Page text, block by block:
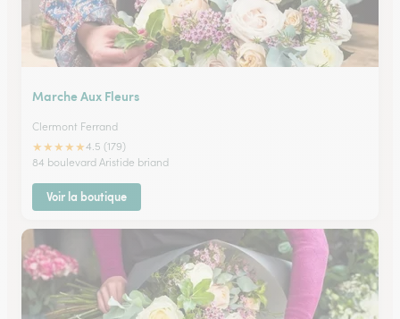
Marche Aux Fleurs
Clermont Ferrand
★★★★★4.5 (179)
84 boulevard Aristide briand
Voir la boutique